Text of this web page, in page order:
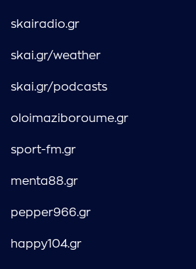
skairadio.gr
skai.gr/weather
skai.gr/podcasts
oloimaziboroume.gr
sport-fm.gr
menta88.gr
pepper966.gr
happy104.gr